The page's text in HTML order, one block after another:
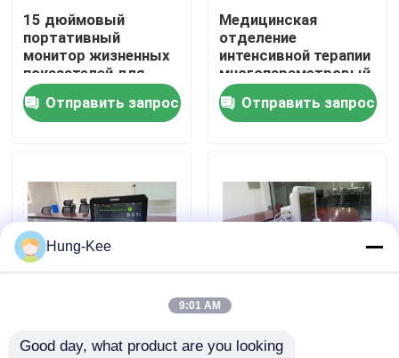
Шоу VR
О нас
Путешествие фабрики
Проверка качества
Свяжитесь мы
Случаи
15 дюймовый
портативный
монитор жизненных
показателей для
контроля сердечных
сокращений в
отделении
Отправить запрос
Медицинская
отделение
интенсивной терапии
многопараметровый
пациент монитор 15
дюймов с
сенсорным экраном
Отправить запрос
сердечного ритма
интенсивной терапии,
Hung-Kee
9:01 AM
Good day, what product are you looking